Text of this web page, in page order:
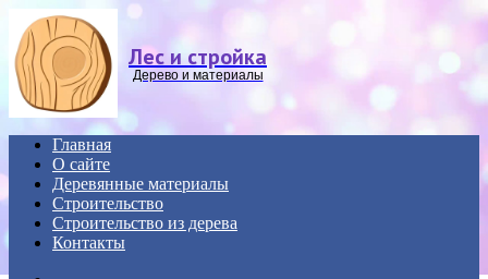
Лес и стройка
Дерево и материалы
Главная
О сайте
Деревянные материалы
Строительство
Строительство из дерева
Контакты